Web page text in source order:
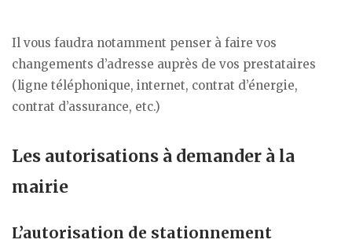
Il vous faudra notamment penser à faire vos
changements d’adresse auprès de vos prestataires
(ligne téléphonique, internet, contrat d’énergie,
contrat d’assurance, etc.)
Les autorisations à demander à la
mairie
L’autorisation de stationnement